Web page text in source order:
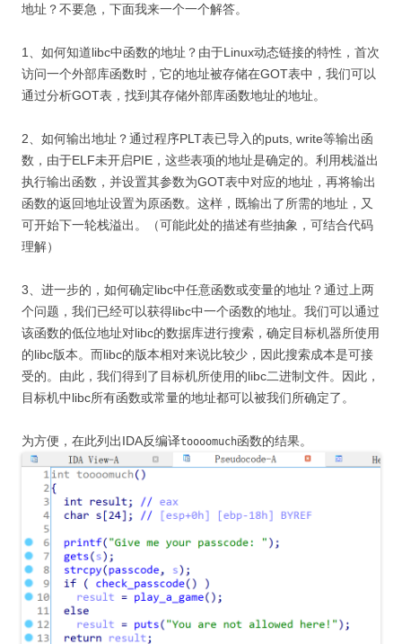
地址？不要急，下面我来一个一个解答。
1、如何知道libc中函数的地址？由于Linux动态链接的特性，首次
访问一个外部库函数时，它的地址被存储在GOT表中，我们可以
通过分析GOT表，找到其存储外部库函数地址的地址。
2、如何输出地址？通过程序PLT表已导入的puts, write等输出函
数，由于ELF未开启PIE，这些表项的地址是确定的。利用栈溢出
执行输出函数，并设置其参数为GOT表中对应的地址，再将输出
函数的返回地址设置为原函数。这样，既输出了所需的地址，又
可开始下一轮栈溢出。（可能此处的描述有些抽象，可结合代码
理解）
3、进一步的，如何确定libc中任意函数或变量的地址？通过上两
个问题，我们已经可以获得libc中一个函数的地址。我们可以通过
该函数的低位地址对libc的数据库进行搜索，确定目标机器所使用
的libc版本。而libc的版本相对来说比较少，因此搜索成本是可接
受的。由此，我们得到了目标机所使用的libc二进制文件。因此，
目标机中libc所有函数或常量的地址都可以被我们所确定了。
为方便，在此列出IDA反编译toooomuch函数的结果。